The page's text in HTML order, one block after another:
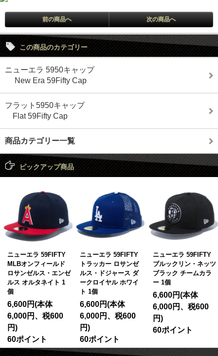
前の商品へ 次の商品へ
この商品のカテゴリー
ニューエラ 5950キャップ
New Era 59Fifty Cap
フラット5950キャップ
Flat 59Fifty Cap
商品カテゴリー一覧
ピックアップ商品
ニューエラ 59FIFTY
MLBオンフィールド
ロサンゼルス・エンゼ
ルス オルタネイト 1
個
6,600円(本体
6,000円、税600
円)
60ポイント
ニューエラ 59FIFTY
トラッカー ロサンゼ
ルス・ドジャース ダ
ークロイヤル ホワイ
ト 1個
6,600円(本体
6,000円、税600
円)
60ポイント
ニューエラ 59FIFTY
ブルックリン・ネッツ
ブラック チームカラ
ー 1個
6,600円(本体
6,000円、税600
円)
60ポイント